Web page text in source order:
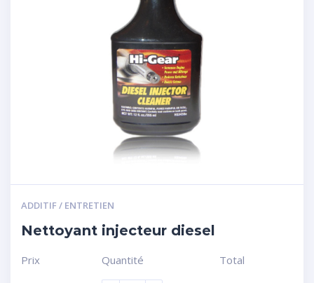
ADDITIF / ENTRETIEN
Nettoyant injecteur diesel
Prix
Quantité
Total